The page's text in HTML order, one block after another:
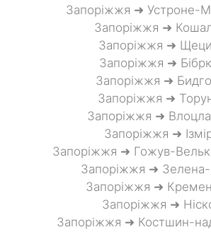
Запоріжжя ➜ Устроне-
Запоріжжя ➜
Запоріжжя ➜
Запоріжжя ➜
Запоріжжя ➜
Запоріжжя ➜
Запоріжжя ➜
Запоріжжя ➜
Запоріжжя ➜ Гожув-
Запоріжжя ➜ Зелена-
Запоріжжя ➜
Запоріжжя ➜
Запоріжжя ➜ Костшин-